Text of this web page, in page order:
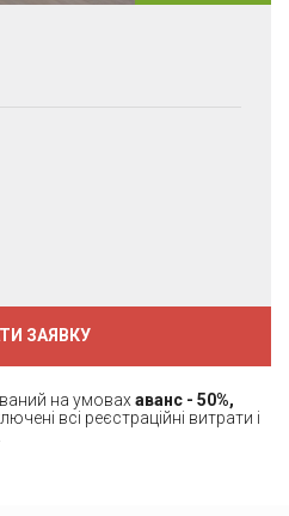
ЗАЯВКУ
на умовах аванс - 50%,
всі реєстраційні витрати і